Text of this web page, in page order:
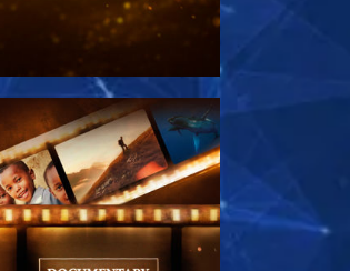
UTFORSK SERIEN